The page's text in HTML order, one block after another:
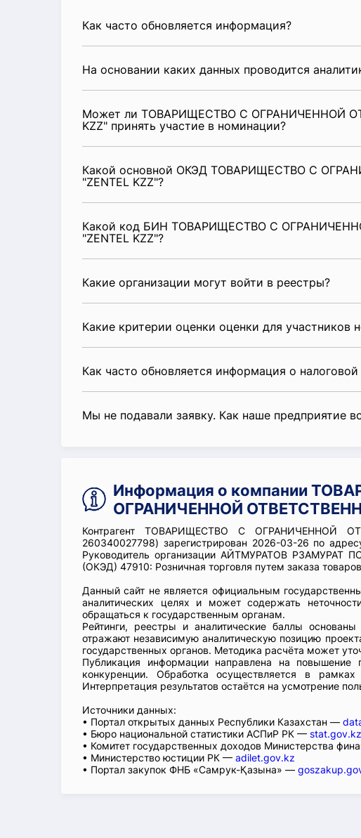
Как часто обновляется информация?
На основании каких данных проводится
Может ли ТОВАРИЩЕСТВО С ОГРАНИЧЕННОЙ
KZZ" принять участие в номинации?
Какой основной ОКЭД ТОВАРИЩЕСТВО С
"ZENTEL KZZ"?
Какой код БИН ТОВАРИЩЕСТВО С
"ZENTEL KZZ"?
Какие организации могут войти в реестры?
Какие критерии оценки оценки для участников
Как часто обновляется информация о
Мы не подавали заявку. Как наше предприятие
Информация о компании
ОГРАНИЧЕННОЙ
Контрагент ТОВАРИЩЕСТВО С ОГРАНИЧЕННОЙ
260340027798) зарегистрирован 2026-03-26 по
Руководитель организации АЙТМУРАТОВ РЗАМУРАТ
(ОКЭД) 47910: Розничная торговля путем заказа
Данный сайт не является официальным
аналитических целях и может содержать
обращаться к государственным органам.
Рейтинги, реестры и аналитические баллы
отражают независимую аналитическую позицию
государственных органов. Методика расчёта может
Публикация информации направлена на повышение
конкуренции. Обработка осуществляется в
Интерпретация результатов остаётся на усмотрение
Источники данных:
• Портал открытых данных Республики Казахстан —
• Бюро национальной статистики АСПиР РК — stat.gov.kz
• Комитет государственных доходов Министерства
• Министерство юстиции РК — adilet.gov.kz
• Портал закупок ФНБ «Самрук-Қазына» —